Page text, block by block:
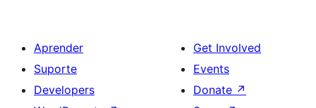
Aprender
Suporte
Developers
Get Involved
Events
Donate ↗